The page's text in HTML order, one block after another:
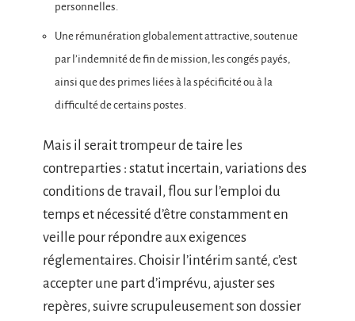
personnelles.
Une rémunération globalement attractive, soutenue
par l’indemnité de fin de mission, les congés payés,
ainsi que des primes liées à la spécificité ou à la
difficulté de certains postes.
Mais il serait trompeur de taire les
contreparties : statut incertain, variations des
conditions de travail, flou sur l’emploi du
temps et nécessité d’être constamment en
veille pour répondre aux exigences
réglementaires. Choisir l’intérim santé, c’est
accepter une part d’imprévu, ajuster ses
repères, suivre scrupuleusement son dossier